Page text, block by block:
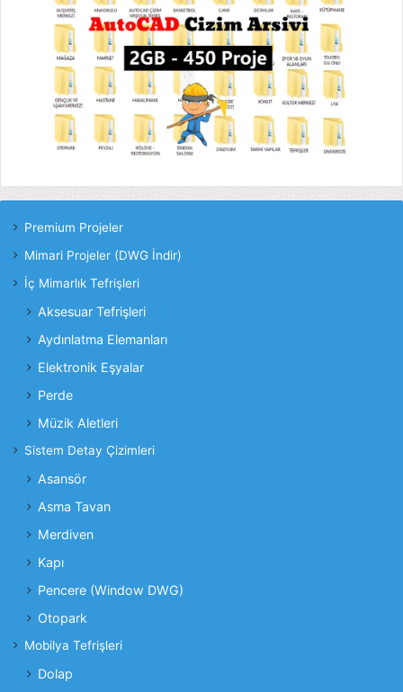
Premium Projeler
Mimari Projeler (DWG İndir)
İç Mimarlık Tefrişleri
Aksesuar Tefrişleri
Aydınlatma Elemanları
Elektronik Eşyalar
Perde
Müzik Aletleri
Sistem Detay Çizimleri
Asansör
Asma Tavan
Merdiven
Kapı
Pencere (Window DWG)
Otopark
Mobilya Tefrişleri
Dolap